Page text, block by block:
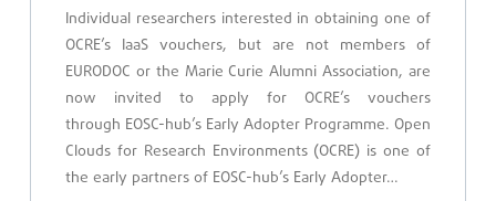
Individual researchers interested in obtaining one of
OCRE’s IaaS vouchers, but are not members of
EURODOC or the Marie Curie Alumni Association, are
now invited to apply for OCRE’s vouchers
through EOSC-hub’s Early Adopter Programme. Open
Clouds for Research Environments (OCRE) is one of
the early partners of EOSC-hub’s Early Adopter…